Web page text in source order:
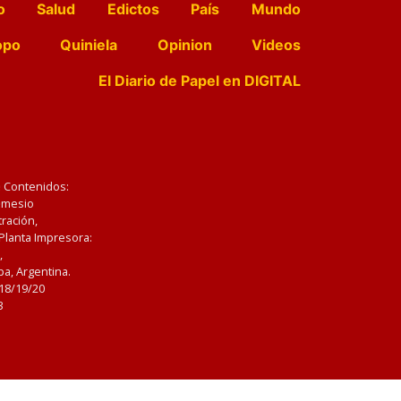
Salud Edictos País
Mundo
Quiniela Opinion
Videos
El Diario de Papel en DIGITAL
Impresora:
Argentina.
19/20